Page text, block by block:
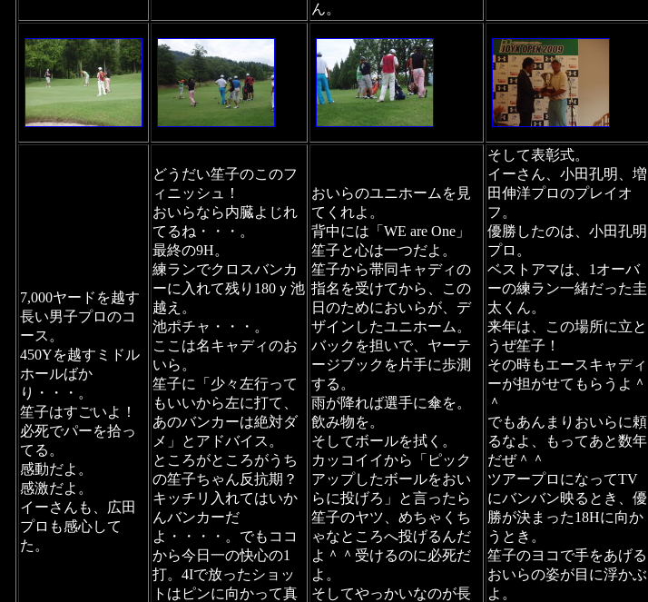
ん。
7,000ヤードを越す
長い男子プロのコ
ース。
450Yを越すミドル
ホールばか
り・・・。
笙子はすごいよ！
必死でパーを拾っ
てる。
感動だよ。
感激だよ。
イーさんも、広田
プロも感心して
た。
どうだい笙子のこのフ
ィニッシュ！
おいらなら内臓よじれ
てるね・・・。
最終の9H。
練ランでクロスバンカ
ーに入れて残り180ｙ池
越え。
池ポチャ・・・。
ここは名キャディのお
いら。
笙子に「少々左行って
もいいから左に打て、
あのバンカーは絶対ダ
メ」とアドバイス。
ところがところがうち
の笙子ちゃん反抗期？
キッチリ入れてはいか
んバンカーだ
よ・・・・。でもココ
から今日一の快心の1
打。4Iで放ったショッ
トはピンに向かって真
おいらのユニホームを見
てくれよ。
背中には「WE are One」
笙子と心は一つだよ。
笙子から帯同キャディの
指名を受けてから、この
日のためにおいらが、デ
ザインしたユニホーム。
バックを担いで、ヤーテ
ージブックを片手に歩測
する。
雨が降れば選手に傘を。
飲み物を。
そしてボールを拭く。
カッコイイから「ピック
アップしたボールをおい
らに投げろ」と言ったら
笙子のヤツ、めちゃくち
ゃなところへ投げるんだ
よ＾＾受けるのに必死だ
よ。
そしてやっかいなのが長
そして表彰式。
イーさん、小田孔明、増
田伸洋プロのプレイオ
フ。
優勝したのは、小田孔明
プロ。
ベストアマは、1オーバ
ーの練ラン一緒だった圭
太くん。
来年は、この場所に立と
うぜ笙子！
その時もエースキャディ
ーが担がせてもらうよ＾
＾
でもあんまりおいらに頼
るなよ、もってあと数年
だぜ＾＾
ツアープロになってTV
にバンバン映るとき、優
勝が決まった18Hに向か
うとき。
笙子のヨコで手をあげる
おいらの姿が目に浮かぶ
よ。